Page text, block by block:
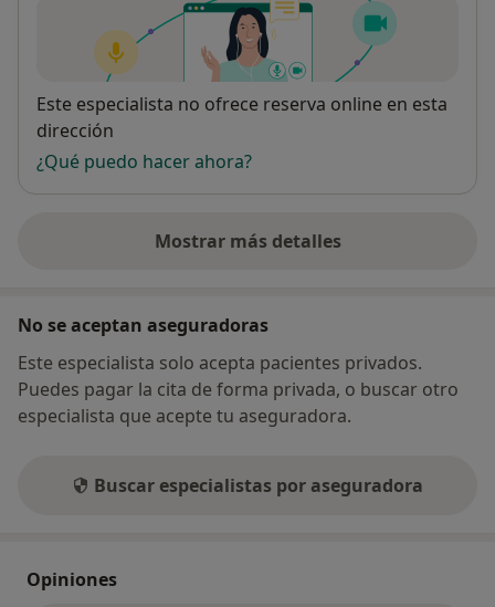
Disponibilidad
Este especialista no ofrece reserva online en esta
dirección
¿Qué puedo hacer ahora?
Mostrar más detalles
sobre la dirección
No se aceptan aseguradoras
Este especialista solo acepta pacientes privados.
Puedes pagar la cita de forma privada, o buscar otro
especialista que acepte tu aseguradora.
Buscar especialistas por aseguradora
Opiniones